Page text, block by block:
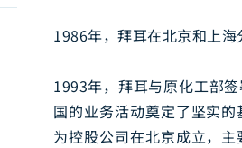
1986年，拜耳在北京和上海
1993年，拜耳与原化工部
国的业务活动奠定了坚实
为控股公司在北京成立，